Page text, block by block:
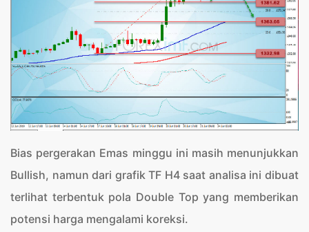
Bias pergerakan Emas minggu ini masih menunjukkan
Bullish, namun dari grafik TF H4 saat analisa ini dibuat
terlihat terbentuk pola Double Top yang memberikan
potensi harga mengalami koreksi.